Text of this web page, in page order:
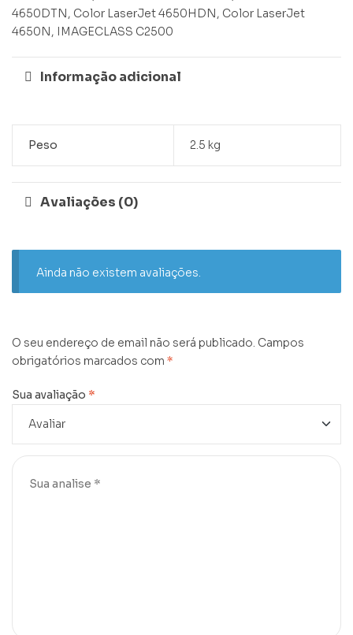
4650DTN, Color LaserJet 4650HDN, Color LaserJet
4650N, IMAGECLASS C2500
Informação adicional
Peso 2.5 kg
Avaliações (0)
Ainda não existem avaliações.
O seu endereço de email não será publicado. Campos
obrigatórios marcados com *
Sua avaliação *